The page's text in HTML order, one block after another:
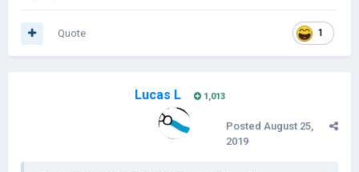
1
Quote
Lucas L 1,013
Posted August 25,
2019